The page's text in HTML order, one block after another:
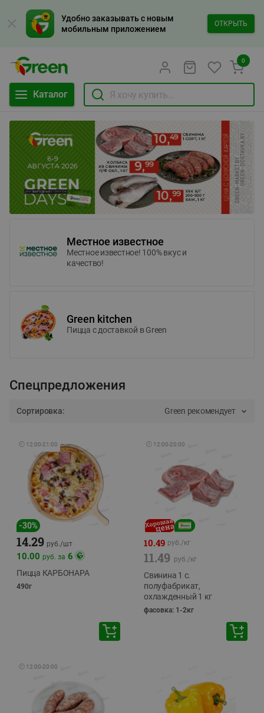
Удобно заказывать с новым
мобильным приложением
ОТКРЫТЬ
Каталог
0
Местное известное
Местное известное! 100% вкус и
качество!
Green kitchen
Пицца c доставкой в Green
Спецпредложения
Сортировка: Green рекомендует
🕘 12:00-21:00
-30%
14.29 руб./шт
10.00 руб. за 6
Пицца КАРБОНАРА
490г
🕘 12:00-20:00
10.49 руб./кг
11.49 руб./кг
Свинина 1 с.
полуфабрикат,
охлажденный 1 кг
фасовка: 1-2кг
🕘 12:00-20:00